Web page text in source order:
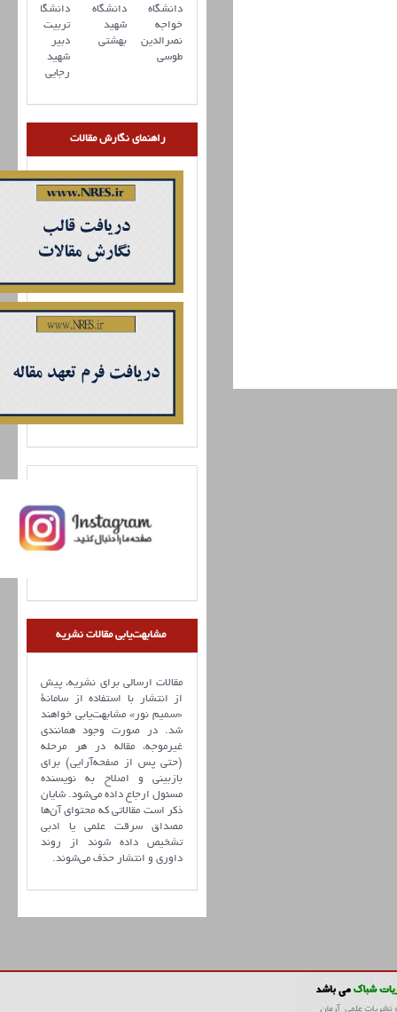
دانشگاه
تربیت
دبیر
شهید
رجایی
دانشگاه
شهید
بهشتی
دانشگاه
خواجه
نصرالدین
طوسی
راهنمای نگارش مقالات
مشابهت‌یابی مقالات نشریه
مقالات ارسالی برای نشریه، پیش
از انتشار با استفاده از سامانۀ
«سمیم نور» مشابهت‌یابی خواهند
شد. در صورت وجود همانندی
غیرموجه، مقاله در هر مرحله
(حتی پس از صفحه‌آرایی) برای
بازبینی و اصلاح به نویسنده
مسئول ارجاع داده می‌شود. شایان
ذکر است مقالاتی که محتوای آن‌ها
مصداق سرقت علمی یا ادبی
تشخیص داده شوند از روند
داوری و انتشار حذف می‌شوند.